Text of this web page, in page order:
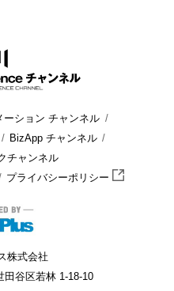
ーション チャンネル
BizApp チャンネル
チャンネル
プライバシーポリシー
株式会社
谷区若林 1-18-10